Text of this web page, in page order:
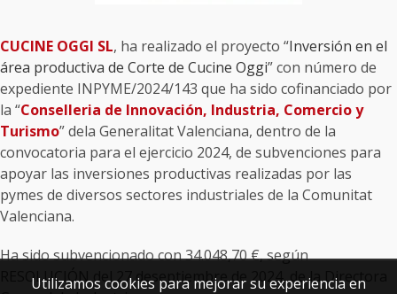
CUCINE OGGI SL, ha realizado el proyecto “Inversión en el
área productiva de Corte de Cucine Oggi” con número de
expediente INPYME/2024/143 que ha sido cofinanciado por
la “Conselleria de Innovación, Industria, Comercio y
Turismo” dela Generalitat Valenciana, dentro de la
convocatoria para el ejercicio 2024, de subvenciones para
apoyar las inversiones productivas realizadas por las
pymes de diversos sectores industriales de la Comunitat
Valenciana.
Ha sido subvencionado con 34.048,70 €, según
RESOLUCIÓN del 27 deseptiembre de 2024, de la Directora
Utilizamos cookies para mejorar su experiencia en